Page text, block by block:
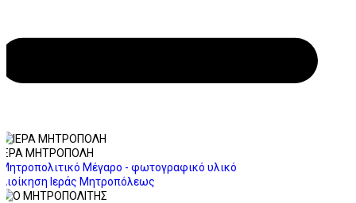
ΙΕΡΑ ΜΗΤΡΟΠΟΛΗ
Μητροπολιτικό Μέγαρο - φωτογραφικό υλικό
Διοίκηση Ιεράς Μητροπόλεως